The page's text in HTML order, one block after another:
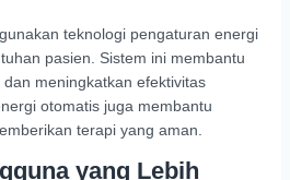
teknologi pengaturan energi
pasien. Sistem ini membantu
meningkatkan efektivitas
otomatis juga membantu
terapi yang aman.
yang Lebih